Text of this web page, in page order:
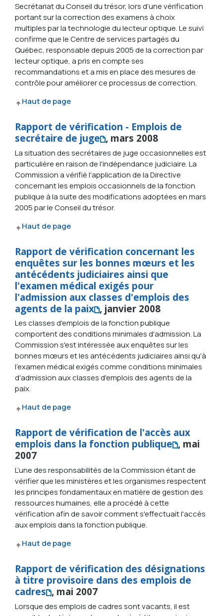
Secrétariat du Conseil du trésor, lors d’une vérification
portant sur la correction des examens à choix
multiples par la technologie du lecteur optique. Le suivi
confirme que le Centre de services partagés du
Québec, responsable depuis 2005 de la correction par
lecteur optique, a pris en compte ses
recommandations et a mis en place des mesures de
contrôle pour améliorer ce processus de correction.
Haut de page
Rapport de vérification - Emplois de
secrétaire de juge , mars 2008
La situation des secrétaires de juge occasionnelles est
particulière en raison de l'indépendance judiciaire. La
Commission a vérifié l'application de la Directive
concernant les emplois occasionnels de la fonction
publique à la suite des modifications adoptées en mars
2005 par le Conseil du trésor.
Haut de page
Rapport de vérification concernant les
enquêtes sur les bonnes mœurs et les
antécédents judiciaires ainsi que
l'examen médical exigés pour
l'admission aux classes d'emplois des
agents de la paix , janvier 2008
Les classes d'emplois de la fonction publique
comportent des conditions minimales d'admission. La
Commission s'est intéressée aux enquêtes sur les
bonnes mœurs et les antécédents judiciaires ainsi qu'à
l'examen médical exigés comme conditions minimales
d'admission aux classes d'emplois des agents de la
paix.
Haut de page
Rapport de vérification de l'accès aux
emplois dans la fonction publique , mai
2007
L’une des responsabilités de la Commission étant de
vérifier que les ministères et les organismes respectent
les principes fondamentaux en matière de gestion des
ressources humaines, elle a procédé à cette
vérification afin de savoir comment s'effectuait l'accès
aux emplois dans la fonction publique.
Haut de page
Rapport de vérification des désignations
à titre provisoire dans des emplois de
cadres , mai 2007
Lorsque des emplois de cadres sont vacants, il est